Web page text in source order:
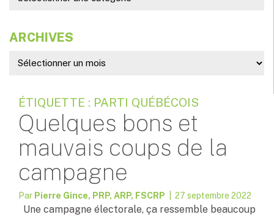
ARCHIVES
ÉTIQUETTE : PARTI QUÉBÉCOIS
Quelques bons et
mauvais coups de la
campagne
Par Pierre Gince, PRP, ARP, FSCRP | 27 septembre 2022
Une campagne électorale, ça ressemble beaucoup